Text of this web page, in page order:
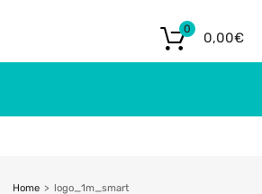
0,00€
0
Home > logo_1m_smart